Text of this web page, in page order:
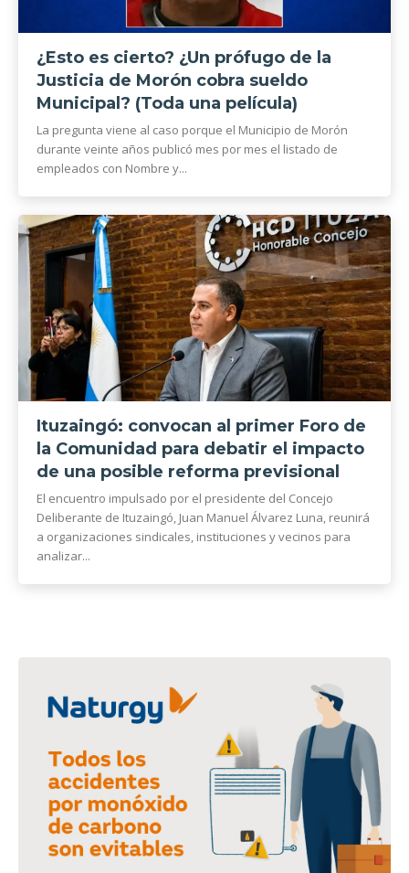
¿Esto es cierto? ¿Un prófugo de la
Justicia de Morón cobra sueldo
Municipal? (Toda una película)
La pregunta viene al caso porque el Municipio de Morón
durante veinte años publicó mes por mes el listado de
empleados con Nombre y...
Ituzaingó: convocan al primer Foro de
la Comunidad para debatir el impacto
de una posible reforma previsional
El encuentro impulsado por el presidente del Concejo
Deliberante de Ituzaingó, Juan Manuel Álvarez Luna, reunirá
a organizaciones sindicales, instituciones y vecinos para
analizar...